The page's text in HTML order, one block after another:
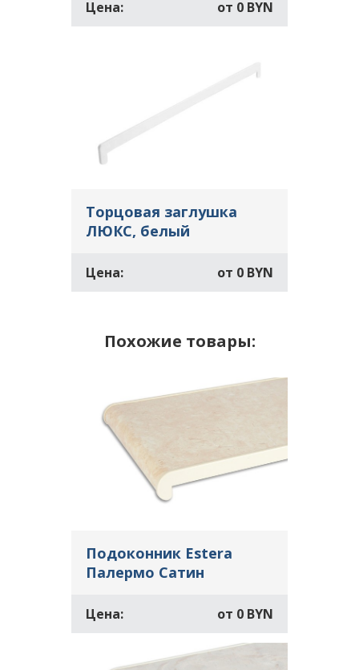
Цена: от 0 BYN
Торцовая заглушка
ЛЮКС, белый
Цена: от 0 BYN
Похожие товары:
Подоконник Estera
Палермо Сатин
Цена: от 0 BYN